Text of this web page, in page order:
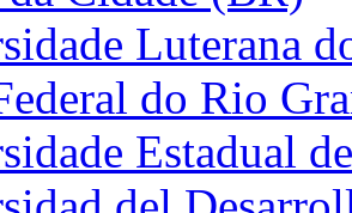
Luterana
do Rio
Estadual